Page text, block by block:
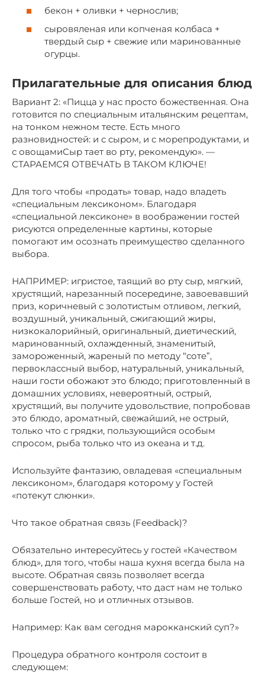
бекон + оливки + чернослив;
сыровяленая или копченая колбаса +
твердый сыр + свежие или маринованные
огурцы.
Прилагательные для описания блюд
Вариант 2: «Пицца у нас просто божественная. Она
готовится по специальным итальянским рецептам,
на тонком нежном тесте. Есть много
разновидностей: и с сыром, и с морепродуктами, и
с овощамиСыр тает во рту, рекомендую». —
СТАРАЕМСЯ ОТВЕЧАТЬ В ТАКОМ КЛЮЧЕ!
Для того чтобы «продать» товар, надо владеть
«специальным лексиконом». Благодаря
«специальной лексиконе» в воображении гостей
рисуются определенные картины, которые
помогают им осознать преимущество сделанного
выбора.
НАПРИМЕР: игристое, таящий во рту сыр, мягкий,
хрустящий, нарезанный посередине, завоевавший
приз, коричневый с золотистым отливом, легкий,
воздушный, уникальный, сжигающий жиры,
низкокалорийный, оригинальный, диетический,
маринованный, охлажденный, знаменитый,
замороженный, жареный по методу “соте”,
первоклассный выбор, натуральный, уникальный,
наши гости обожают это блюдо; приготовленный в
домашних условиях, невероятный, острый,
хрустящий, вы получите удовольствие, попробовав
это блюдо, ароматный, свежайший, не острый,
только что с грядки, пользующийся особым
спросом, рыба только что из океана и т.д.
Используйте фантазию, овладевая «специальным
лексиконом», благодаря которому у Гостей
«потекут слюнки».
Что такое обратная связь (Feedback)?
Обязательно интересуйтесь у гостей «Качеством
блюд», для того, чтобы наша кухня всегда была на
высоте. Обратная связь позволяет всегда
совершенствовать работу, что даст нам не только
больше Гостей, но и отличных отзывов.
Например: Как вам сегодня марокканский суп?»
Процедура обратного контроля состоит в
следующем: